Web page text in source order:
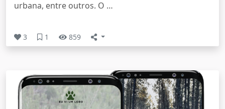
urbana, entre outros. O …
3 1 859